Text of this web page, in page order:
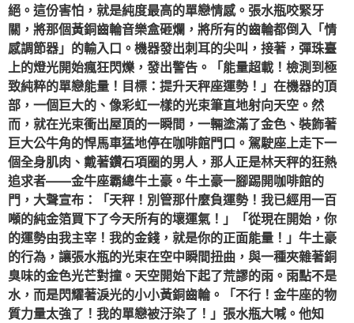
絕。這份害怕，就是純度最高的單戀情感。張水瓶咬緊牙
關，將那個黃銅齒輪音樂盒砸爛，將所有的齒輪都倒入「情
感調節器」的輸入口。機器發出刺耳的尖叫，接著，彈珠臺
上的燈光開始瘋狂閃爍，發出警告。「能量超載！檢測到極
致純粹的單戀能量！目標：提升天秤座運勢！」在機器的頂
部，一個巨大的、像彩虹一樣的光束筆直地射向天空。然
而，就在光束衝出屋頂的一瞬間，一輛塗滿了金色、裝飾著
巨大公牛角的悍馬車猛地停在咖啡館門口。駕駛座上走下一
個全身肌肉、戴著鑽石項圈的男人，那人正是林天秤的狂熱
追求者——金牛座霸總牛土豪。牛土豪一腳踢開咖啡館的
門，大聲宣布：「天秤！別管那什麼負運勢！我已經用一百
噸的純金箔買下了今天所有的壞運氣！」「從現在開始，你
的運勢由我主宰！我的金錢，就是你的正面能量！」牛土豪
的行為，讓張水瓶的光束在空中瞬間扭曲，與一種夾雜著銅
臭味的金色光芒對撞。天空開始下起了荒謬的雨。雨點不是
水，而是閃耀著淚光的小小黃銅齒輪。「不行！金牛座的物
質力量太強了！我的單戀被汙染了！」張水瓶大喊。他知